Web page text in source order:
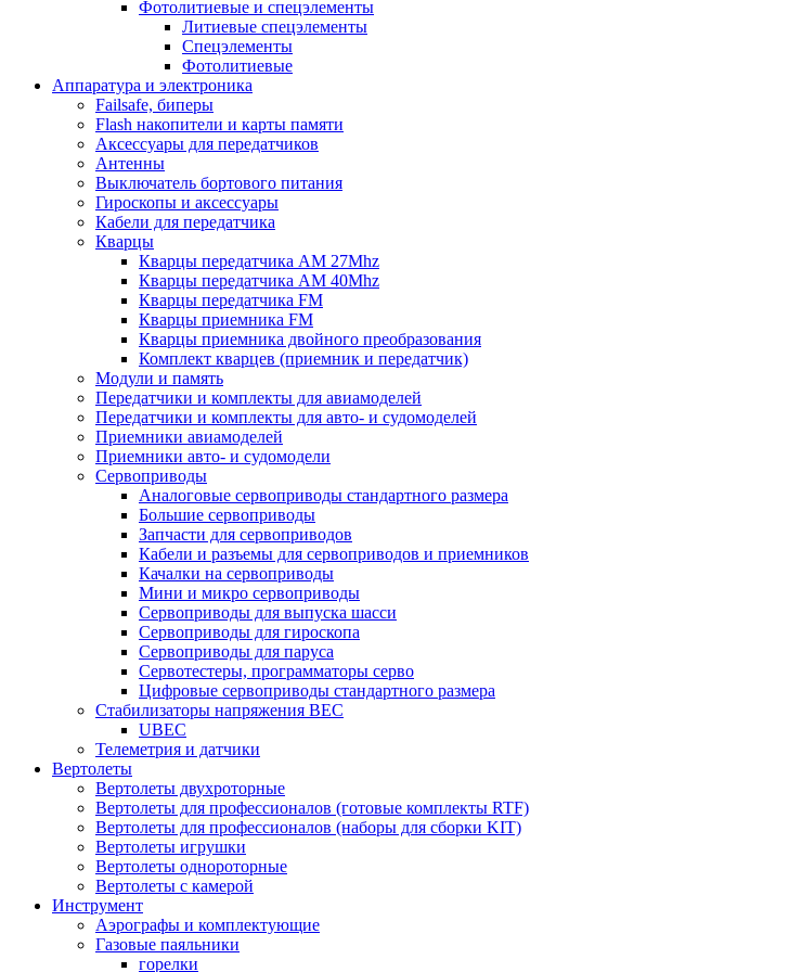
Фотолитиевые и спецэлементы
Литиевые спецэлементы
Спецэлементы
Фотолитиевые
Аппаратура и электроника
Failsafe, биперы
Flash накопители и карты памяти
Аксессуары для передатчиков
Антенны
Выключатель бортового питания
Гироскопы и аксессуары
Кабели для передатчика
Кварцы
Кварцы передатчика AM 27Mhz
Кварцы передатчика AM 40Mhz
Кварцы передатчика FM
Кварцы приемника FM
Кварцы приемника двойного преобразования
Комплект кварцев (приемник и передатчик)
Модули и память
Передатчики и комплекты для авиамоделей
Передатчики и комплекты для авто- и судомоделей
Приемники авиамоделей
Приемники авто- и судомодели
Сервоприводы
Аналоговые сервоприводы стандартного размера
Большие сервоприводы
Запчасти для сервоприводов
Кабели и разъемы для сервоприводов и приемников
Качалки на сервоприводы
Мини и микро сервоприводы
Сервоприводы для выпуска шасси
Сервоприводы для гироскопа
Сервоприводы для паруса
Сервотестеры, программаторы серво
Цифровые сервоприводы стандартного размера
Стабилизаторы напряжения BEC
UBEC
Телеметрия и датчики
Вертолеты
Вертолеты двухроторные
Вертолеты для профессионалов (готовые комплекты RTF)
Вертолеты для профессионалов (наборы для сборки KIT)
Вертолеты игрушки
Вертолеты однороторные
Вертолеты с камерой
Инструмент
Аэрографы и комплектующие
Газовые паяльники
горелки